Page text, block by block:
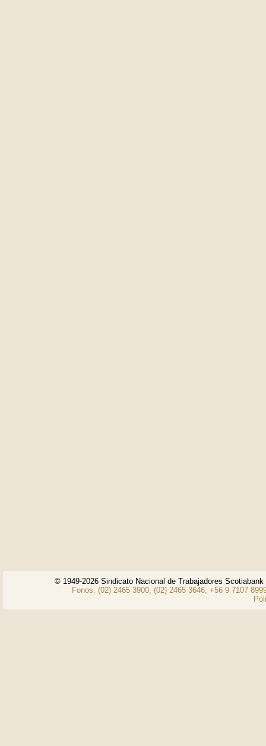
© 1949-2026 Sindicato Nacional de Trabajadores
Fonos: (02) 2465 3900, (02) 2465 3646, +56 9 7107